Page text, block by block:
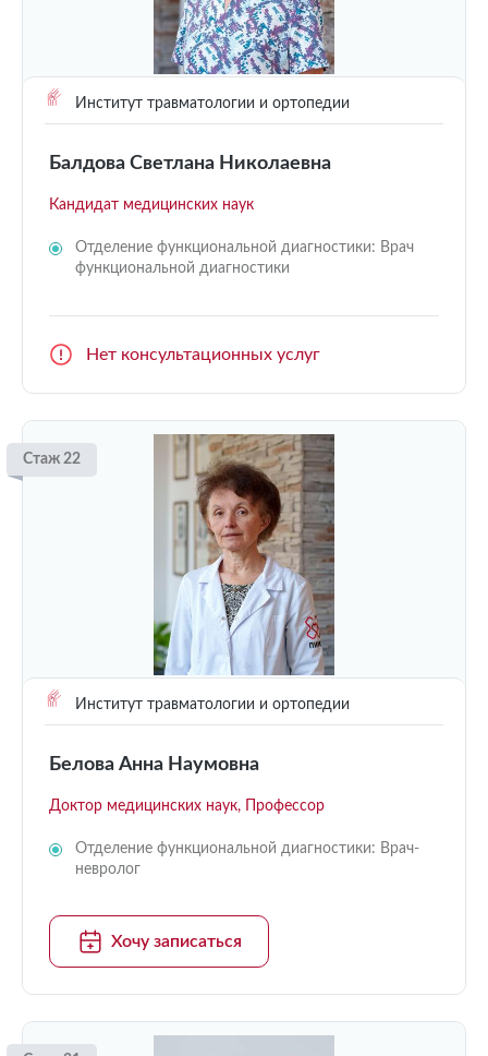
Институт травматологии и ортопедии
Балдова Светлана Николаевна
Кандидат медицинских наук
Отделение функциональной диагностики: Врач
функциональной диагностики
Нет консультационных услуг
Стаж 22
Институт травматологии и ортопедии
Белова Анна Наумовна
Доктор медицинских наук, Профессор
Отделение функциональной диагностики: Врач-
невролог
Хочу записаться